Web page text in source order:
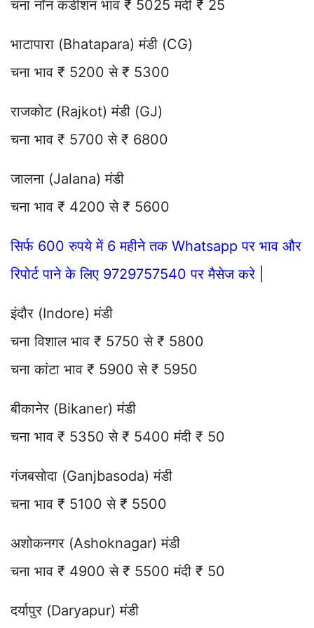
चना नॉन कंडीशन भाव ₹ 5025 मंदी ₹ 25
भाटापारा (Bhatapara) मंडी (CG)
चना भाव ₹ 5200 से ₹ 5300
राजकोट (Rajkot) मंडी (GJ)
चना भाव ₹ 5700 से ₹ 6800
जालना (Jalana) मंडी
चना भाव ₹ 4200 से ₹ 5600
सिर्फ 600 रुपये में 6 महीने तक Whatsapp पर भाव और
रिपोर्ट पाने के लिए 9729757540 पर मैसेज करे |
इंदौर (Indore) मंडी
चना विशाल भाव ₹ 5750 से ₹ 5800
चना कांटा भाव ₹ 5900 से ₹ 5950
बीकानेर (Bikaner) मंडी
चना भाव ₹ 5350 से ₹ 5400 मंदी ₹ 50
गंजबसोदा (Ganjbasoda) मंडी
चना भाव ₹ 5100 से ₹ 5500
अशोकनगर (Ashoknagar) मंडी
चना भाव ₹ 4900 से ₹ 5500 मंदी ₹ 50
दर्यापुर (Daryapur) मंडी